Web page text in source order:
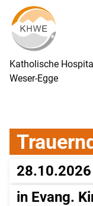
Katholische
Weser-Egge
28.10.2026
in Evang.